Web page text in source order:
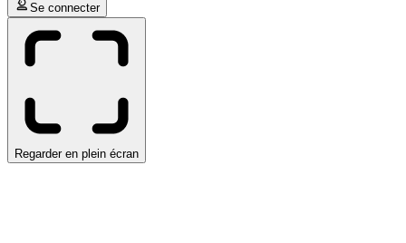
Se connecter
Regarder en plein écran